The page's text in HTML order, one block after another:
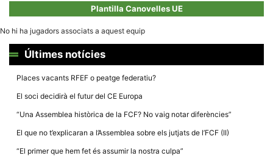
Plantilla Canovelles UE
No hi ha jugadors associats a aquest equip
Últimes notícies
Places vacants RFEF o peatge federatiu?
El soci decidirà el futur del CE Europa
“Una Assemblea històrica de la FCF? No vaig notar diferències”
El que no t’explicaran a l’Assemblea sobre els jutjats de l’FCF (II)
“El primer que hem fet és assumir la nostra culpa”
del lloc web
per a millorar
estructura.
tècnics del
emmagatzemen
dispositiu que